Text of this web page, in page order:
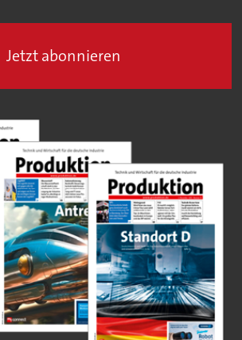
Jetzt abonnieren